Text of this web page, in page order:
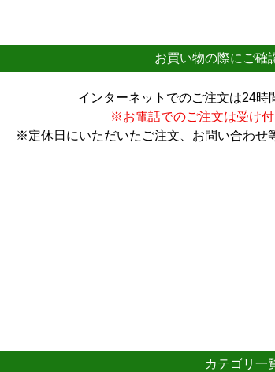
お買い物の際にご確
インターネットでのご注文は24時
※お電話でのご注文は受け付
※定休日にいただいたご注文、お問い合わせ
カテゴリ一